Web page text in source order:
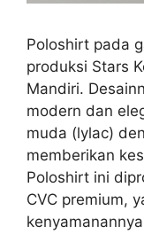
Poloshirt pada
produksi Stars
Mandiri.
modern dan
muda (lylac)
memberikan
Poloshirt ini
CVC premium,